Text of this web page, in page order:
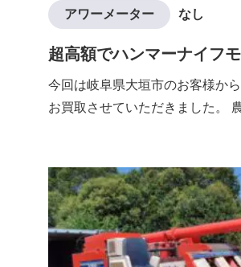
アワーメーター なし
超高額でハンマーナイフ
今回は岐阜県大垣市のお客様か
お買取させていただきました。